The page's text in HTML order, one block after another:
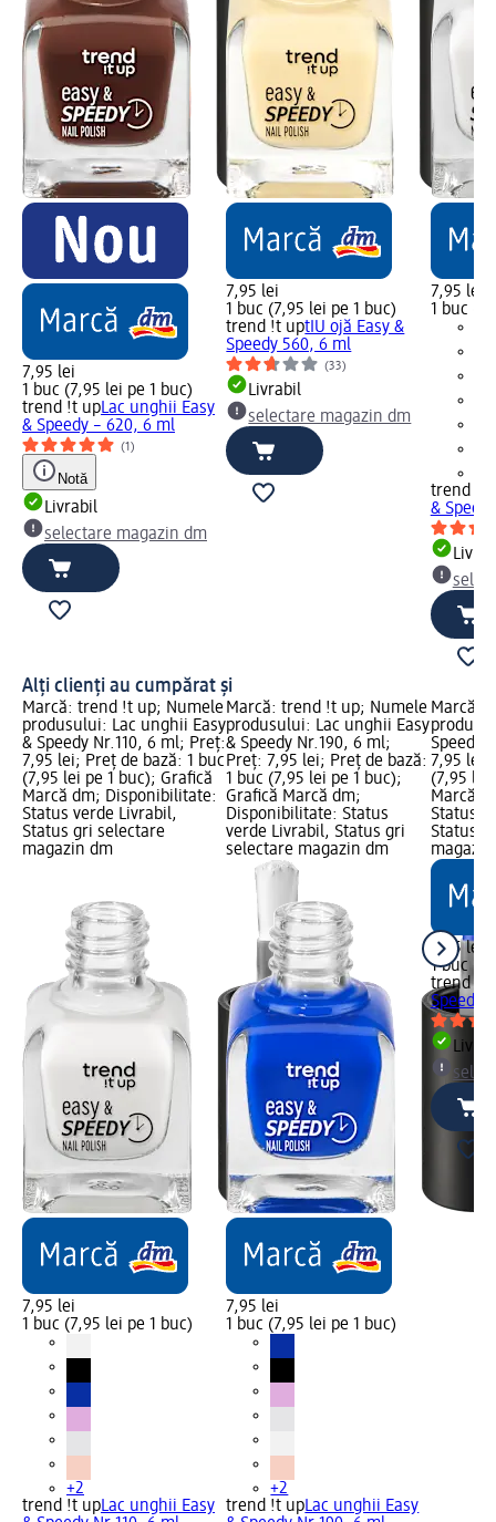
7,95 lei
1 buc (7,95 lei pe 1 buc)
trend !t upLac unghii Easy
& Speedy – 620, 6 ml
(1)
Notă
Livrabil
selectare magazin dm
7,95 lei
1 buc (7,95 lei pe 1 buc)
trend !t uptIU ojă Easy &
Speedy 560, 6 ml
(33)
Livrabil
selectare magazin dm
7,95 lei
1 buc
trend !t
&
Alți clienți au cumpărat și
Marcă: trend !t up; Numele
produsului: Lac unghii Easy
& Speedy Nr.110, 6 ml; Preț:
7,95 lei; Preț de bază: 1 buc
(7,95 lei pe 1 buc); Grafică
Marcă dm; Disponibilitate:
Status verde Livrabil,
Status gri selectare
magazin dm
7,95 lei
1 buc (7,95 lei pe 1 buc)
+2
trend !t upLac unghii Easy
Marcă: trend !t up; Numele
produsului: Lac unghii Easy
& Speedy Nr.190, 6 ml;
Preț: 7,95 lei; Preț de bază:
1 buc (7,95 lei pe 1 buc);
Grafică Marcă dm;
Disponibilitate: Status
verde Livrabil, Status gri
selectare magazin dm
7,95 lei
1 buc (7,95 lei pe 1 buc)
+2
trend !t upLac unghii Easy
Marcă:
Speedy
7,95 lei;
(7,95 lei
Marcă
Status
Status
7,95 lei
1 buc
trend !t
Speedy